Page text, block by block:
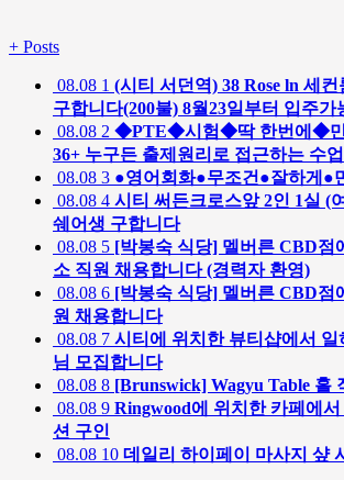
+ Posts
08.08 1 (시티 서던역) 38 Rose ln 세
구합니다(200불) 8월23일부터 입주가
08.08 2 ◆PTE◆시험◆딱 한번에◆만
36+ 누구든 출제원리로 접근하는 수업
08.08 3 ●영어회화●무조건●잘하게●
08.08 4 시티 써든크로스앞 2인 1실 (
쉐어생 구합니다
08.08 5 [박봉숙 식당] 멜버른 CBD점
소 직원 채용합니다 (경력자 환영)
08.08 6 [박봉숙 식당] 멜버른 CBD점
원 채용합니다
08.08 7 시티에 위치한 뷰티샵에서 일
님 모집합니다
08.08 8 [Brunswick] Wagyu Table 홀
08.08 9 Ringwood에 위치한 카페에
션 구인
08.08 10 데일리 하이페이 마사지 샾